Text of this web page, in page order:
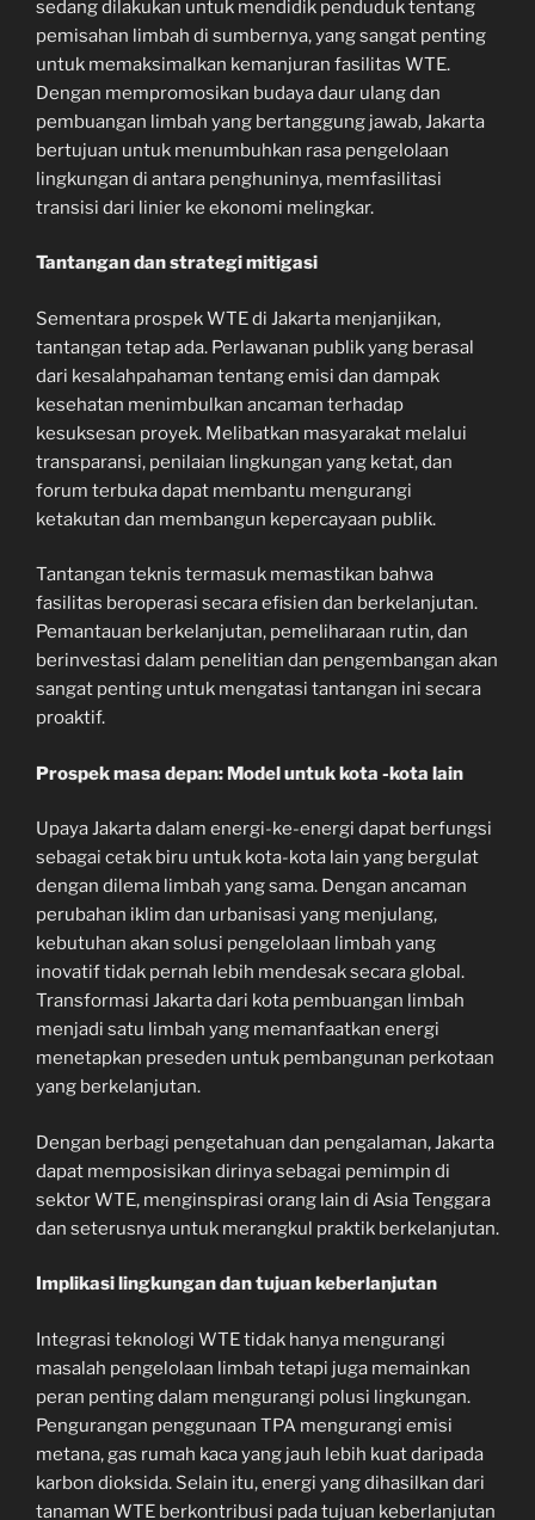
sedang dilakukan untuk mendidik penduduk tentang
pemisahan limbah di sumbernya, yang sangat penting
untuk memaksimalkan kemanjuran fasilitas WTE.
Dengan mempromosikan budaya daur ulang dan
pembuangan limbah yang bertanggung jawab, Jakarta
bertujuan untuk menumbuhkan rasa pengelolaan
lingkungan di antara penghuninya, memfasilitasi
transisi dari linier ke ekonomi melingkar.
Tantangan dan strategi mitigasi
Sementara prospek WTE di Jakarta menjanjikan,
tantangan tetap ada. Perlawanan publik yang berasal
dari kesalahpahaman tentang emisi dan dampak
kesehatan menimbulkan ancaman terhadap
kesuksesan proyek. Melibatkan masyarakat melalui
transparansi, penilaian lingkungan yang ketat, dan
forum terbuka dapat membantu mengurangi
ketakutan dan membangun kepercayaan publik.
Tantangan teknis termasuk memastikan bahwa
fasilitas beroperasi secara efisien dan berkelanjutan.
Pemantauan berkelanjutan, pemeliharaan rutin, dan
berinvestasi dalam penelitian dan pengembangan akan
sangat penting untuk mengatasi tantangan ini secara
proaktif.
Prospek masa depan: Model untuk kota -kota lain
Upaya Jakarta dalam energi-ke-energi dapat berfungsi
sebagai cetak biru untuk kota-kota lain yang bergulat
dengan dilema limbah yang sama. Dengan ancaman
perubahan iklim dan urbanisasi yang menjulang,
kebutuhan akan solusi pengelolaan limbah yang
inovatif tidak pernah lebih mendesak secara global.
Transformasi Jakarta dari kota pembuangan limbah
menjadi satu limbah yang memanfaatkan energi
menetapkan preseden untuk pembangunan perkotaan
yang berkelanjutan.
Dengan berbagi pengetahuan dan pengalaman, Jakarta
dapat memposisikan dirinya sebagai pemimpin di
sektor WTE, menginspirasi orang lain di Asia Tenggara
dan seterusnya untuk merangkul praktik berkelanjutan.
Implikasi lingkungan dan tujuan keberlanjutan
Integrasi teknologi WTE tidak hanya mengurangi
masalah pengelolaan limbah tetapi juga memainkan
peran penting dalam mengurangi polusi lingkungan.
Pengurangan penggunaan TPA mengurangi emisi
metana, gas rumah kaca yang jauh lebih kuat daripada
karbon dioksida. Selain itu, energi yang dihasilkan dari
tanaman WTE berkontribusi pada tujuan keberlanjutan